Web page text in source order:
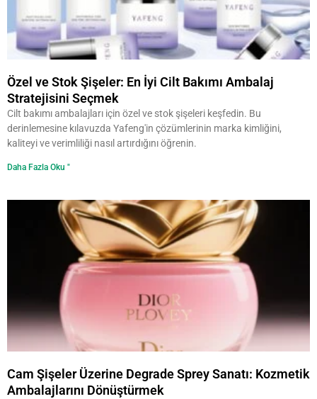
Özel ve Stok Şişeler: En İyi Cilt Bakımı Ambalaj
Stratejisini Seçmek
Cilt bakımı ambalajları için özel ve stok şişeleri keşfedin. Bu
derinlemesine kılavuzda Yafeng'in çözümlerinin marka kimliğini,
kaliteyi ve verimliliği nasıl artırdığını öğrenin.
Daha Fazla Oku "
Cam Şişeler Üzerine Degrade Sprey Sanatı: Kozmetik
Ambalajlarını Dönüştürmek